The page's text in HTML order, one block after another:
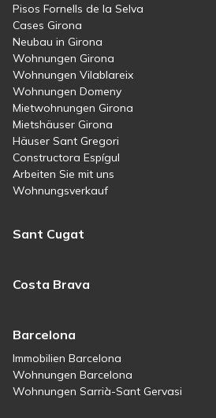
Pisos Fornells de la Selva
Cases Girona
Neubau in Girona
Wohnungen Girona
Wohnungen Vilablareix
Wohnungen Domeny
Mietwohnungen Girona
Mietshäuser Girona
Häuser Sant Gregori
Constructora Espígul
Arbeiten Sie mit uns
Wohnungsverkauf
Sant Cugat
Costa Brava
Barcelona
Immobilien Barcelona
Wohnungen Barcelona
Wohnungen Sarrià-Sant Gervasi